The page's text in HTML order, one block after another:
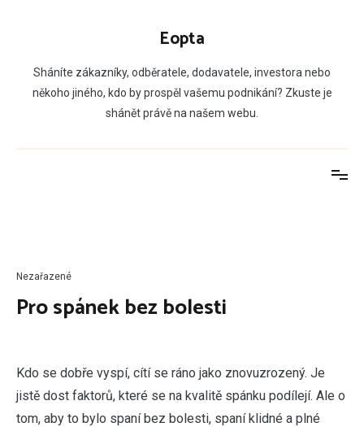
Eopta
Sháníte zákazníky, odběratele, dodavatele, investora nebo
někoho jiného, kdo by prospěl vašemu podnikání? Zkuste je
shánět právě na našem webu.
Nezařazené
Pro spánek bez bolesti
Kdo se dobře vyspí, cítí se ráno jako znovuzrozený. Je
jistě dost faktorů, které se na kvalitě spánku podílejí. Ale o
tom, aby to bylo spaní bez bolesti, spaní klidné a plné